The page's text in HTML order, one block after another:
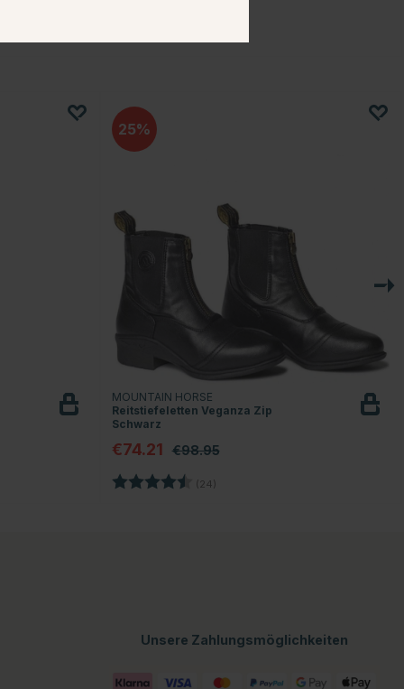
25
MOUNTAIN HORSE
Reitstiefeletten Veganza Zip
Schwarz
€74.21 €98.95
Bewertung: (24)
Unsere Zahlungsmöglichkeiten